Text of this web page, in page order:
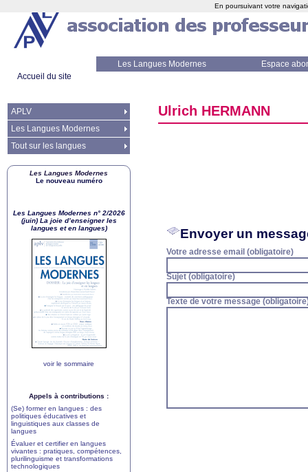
Les Langues Modernes
Espace
Accueil du site
Ulrich HERMANN
Envoyer un
Votre adresse email (obligatoire)
Sujet (obligatoire)
Texte de votre message
APLV
Les Langues Modernes
Tout sur les langues
Les Langues Modernes
Le nouveau numéro
Les Langues Modernes n° 2/2026
(juin) La joie d’enseigner les
langues et en langues)
voir le sommaire
Appels à contributions :
(Se) former en langues : des
politiques éducatives et
linguistiques aux classes de
langues
Évaluer et certifier en langues
vivantes : pratiques, compétences,
plurilinguisme et transformations
technologiques
En poursuivant votre